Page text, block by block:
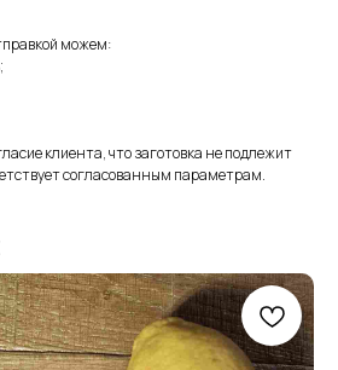
можем:
клиента, что заготовка не подлежит
согласованным параметрам.